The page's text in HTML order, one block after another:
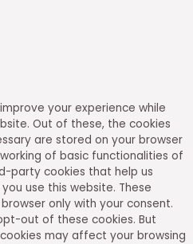
your experience while
Out of these, the cookies
are stored on your browser
of basic functionalities of
party cookies that help us
use this website. These
only with your consent.
out of these cookies. But
may affect your browsing